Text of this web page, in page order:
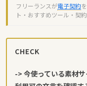
フリーランスが電子契約
ト・おすすめツール・契
CHECK
-> 今使っている素材